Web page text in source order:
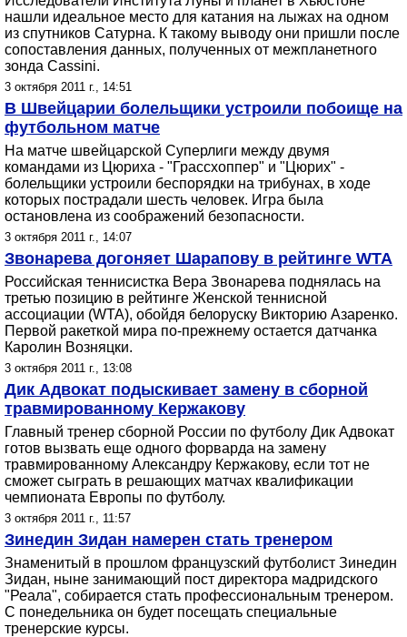
нашли идеальное место для катания на лыжах на одном
из спутников Сатурна. К такому выводу они пришли после
сопоставления данных, полученных от межпланетного
зонда Cassini.
3 октября 2011 г., 14:51
В Швейцарии болельщики устроили побоище на
футбольном матче
На матче швейцарской Суперлиги между двумя
командами из Цюриха - "Грассхоппер" и "Цюрих" -
болельщики устроили беспорядки на трибунах, в ходе
которых пострадали шесть человек. Игра была
остановлена из соображений безопасности.
3 октября 2011 г., 14:07
Звонарева догоняет Шарапову в рейтинге WTA
Российская теннисистка Вера Звонарева поднялась на
третью позицию в рейтинге Женской теннисной
ассоциации (WTA), обойдя белоруску Викторию Азаренко.
Первой ракеткой мира по-прежнему остается датчанка
Каролин Возняцки.
3 октября 2011 г., 13:08
Дик Адвокат подыскивает замену в сборной
травмированному Кержакову
Главный тренер сборной России по футболу Дик Адвокат
готов вызвать еще одного форварда на замену
травмированному Александру Кержакову, если тот не
сможет сыграть в решающих матчах квалификации
чемпионата Европы по футболу.
3 октября 2011 г., 11:57
Зинедин Зидан намерен стать тренером
Знаменитый в прошлом французский футболист Зинедин
Зидан, ныне занимающий пост директора мадридского
"Реала", собирается стать профессиональным тренером.
С понедельника он будет посещать специальные
тренерские курсы.